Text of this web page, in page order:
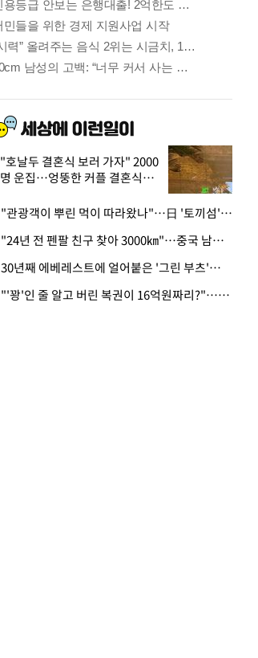
"호날두 결혼식 보러 가자" 2000
명 운집…엉뚱한 커플 결혼식에
· "관광객이 뿌린 먹이 따라왔나"…日 '토끼섬' 멧돼지, 토끼까지 사냥
· "24년 전 펜팔 친구 찾아 3000㎞"…중국 남성 사연에 '뭉클'
· 30년째 에베레스트에 얼어붙은 '그린 부츠'…드디어 가족 품으로
· "'꽝'인 줄 알고 버린 복권이 16억원짜리?"…극적으로 되찾은 사연